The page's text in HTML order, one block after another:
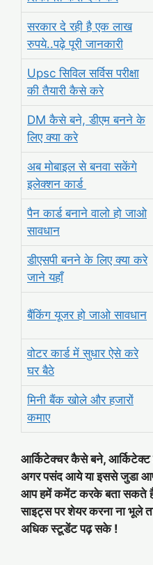
सरकार दे रही है एक लाख
रुपये..पढ़े पूरी जानकारी
Upsc सिविल सर्विस परीक्षा
की तैयारी कैसे करे
DM कैसे बने, डीएम बनने के
लिए क्या करे
अब मोबाइल से बनवा सकेंगे
इलेक्शन कार्ड
पैन कार्ड बनाने वालो हो जाओ
सावधान
डीएसपी बनने के लिए क्या करे
जाने यहाँ
बैंकिंग यूजर हो जाओ सावधान
वोटर कार्ड में सुधार ऐसे करे
घर बैठे
मिनी बैंक खोले और हजारों
कमाए
आर्किटेक्चर कैसे बने, आर्किटेक्ट
अगर पसंद आये या इससे जुडा
आप हमें कमेंट करके बता सकते
साइट्स पर शेयर करना ना भूले
अधिक स्टूडेंट पढ़ सके !